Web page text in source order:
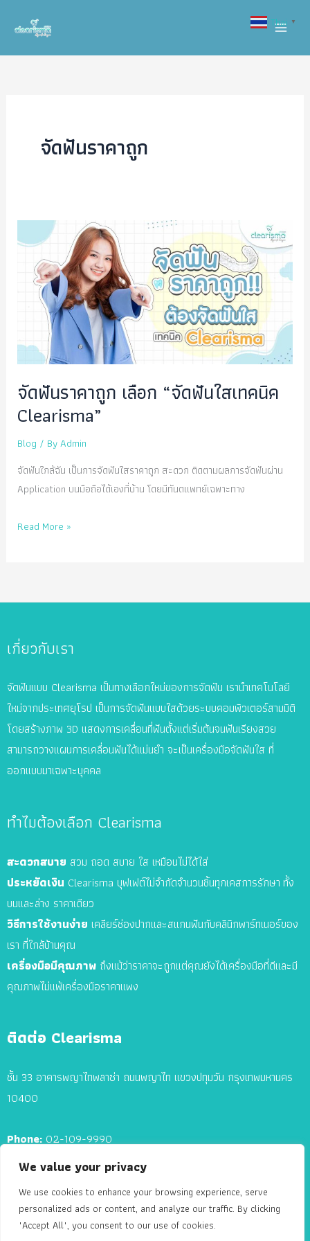
We value your privacy
We use cookies to enhance your browsing experience, serve
personalized ads or content, and analyze our traffic. By clicking
"Accept All", you consent to our use of cookies.
content
จัดฟันราคาถูก
จัดฟันราคาถูก เลือก “จัดฟันใสเทคนิค
Clearisma”
Blog / ByAdmin
จัดฟันใกล้ฉัน เป็นการจัดฟันใสราคาถูก สะดวก ติดตามผลการจัดฟันผ่าน
Application บนมือถือได้เองที่บ้าน โดยมีทันตแพทย์เฉพาะทาง
จัด
เลือก
ฟัน
ใส
Clearisma”
Read More »
เกี่ยวกับเรา
จัดฟันแบบ Clearisma เป็นทางเลือกใหม่ของการจัดฟัน เรานำเทคโนโลยี
ใหม่จากประเทศยุโรป เป็นการจัดฟันแบบใสด้วยระบบคอมพิวเตอร์สามมิติ
โดยสร้างภาพ 3D แสดงการเคลื่อนที่ฟันตั้งแต่เริ่มต้นจนฟันเรียงสวย
สามารถวางแผนการเคลื่อนฟันได้แม่นยำ จะเป็นเครื่องมือจัดฟันใส ที่
ออกแบบมาเฉพาะบุคคล
ทำไมต้องเลือก Clearisma
สะดวกสบาย สวม ถอด สบาย ใส เหมือนไม่ได้ใส่
ประหยัดเงิน Clearisma บุฟเฟต์ไม่จำกัดจำนวนชิ้นทุกเคสการรักษา ทั้ง
บนและล่าง ราคาเดียว
วิธีการใช้งานง่าย เคลียร์ช่องปากและสแกนฟันกับคลินิกพาร์ทเนอร์ของ
เรา ที่ใกล้บ้านคุณ
เครื่องมือมีคุณภาพ ถึงแม้ว่าราคาจะถูกแต่คุณยังได้เครื่องมือที่ดีและมี
คุณภาพไม่แพ้เครื่องมือราคาแพง
ติดต่อ Clearisma
ชั้น 33 อาคารพญาไทพลาซ่า ถนนพญาไท แขวงปทุมวัน กรุงเทพมหานคร
10400
Phone: 02-109-9990
contact@clearisma.com
Thai ▼